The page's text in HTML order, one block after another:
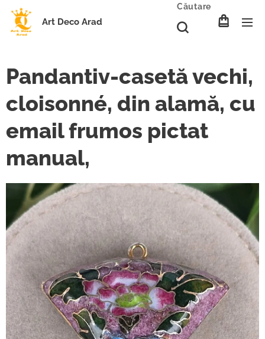
Art Deco Arad
Căutare
Pandantiv-casetă vechi,
cloisonné, din alamă, cu
email frumos pictat
manual,